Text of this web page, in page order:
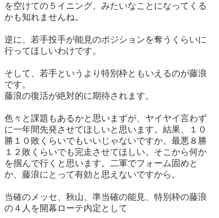
を空けての５イニング、みたいなことになってくる
かも知れませんね。
逆に、若手投手が能見のポジションを奪うくらいに
行ってほしいわけです。
そして、若手というより特別枠ともいえるのが藤浪
です。
藤浪の復活が絶対的に期待されます。
色々と課題もあるかと思いまずが、ヤイヤイ言わず
に一年間先発させてほしいと思います。結果、１０
勝１０敗くらいでもいいじゃないですか。最悪８勝
１２敗くらいでも完走させてほしい。そこから何か
を掴んで行くと思います。二軍でフォーム固めと
か、藤浪にとって有効と思えないですから。
当確のメッセ、秋山、準当確の能見、特別枠の藤浪
の４人を開幕ローテ内定として